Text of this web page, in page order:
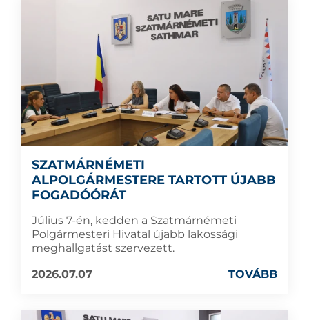
SZATMÁRNÉMETI
ALPOLGÁRMESTERE TARTOTT ÚJABB
FOGADÓÓRÁT
Július 7-én, kedden a Szatmárnémeti
Polgármesteri Hivatal újabb lakossági
meghallgatást szervezett.
2026.07.07
TOVÁBB